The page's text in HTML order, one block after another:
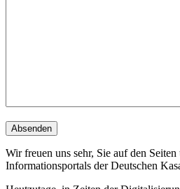
Wir freuen uns sehr, Sie auf den Seiten
Informationsportals der Deutschen